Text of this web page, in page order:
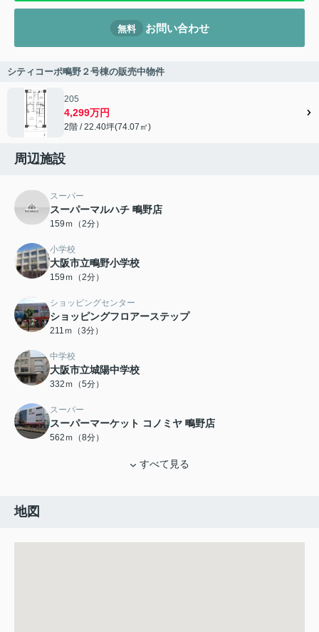
無料 お問い合わせ
シティコーポ鴫野２号棟の販売中物件
205
4,299万円
2階 / 22.40坪(74.07㎡)
周辺施設
スーパー
スーパーマルハチ 鴫野店
159ｍ（2分）
小学校
大阪市立鴫野小学校
159ｍ（2分）
ショッピングセンター
ショッピングフロアーステップ
211ｍ（3分）
中学校
大阪市立城陽中学校
332ｍ（5分）
スーパー
スーパーマーケット コノミヤ 鴫野店
562ｍ（8分）
すべて見る
地図